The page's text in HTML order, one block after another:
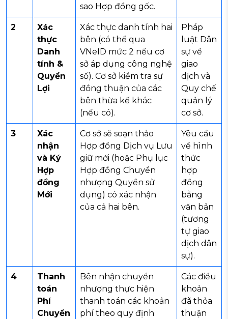
sao Hợp đồng gốc.
2
Xác
thực
Danh
tính &
Quyền
Lợi
Xác thực danh tính hai
bên (có thể qua
VNeID mức 2 nếu cơ
sở áp dụng công nghệ
số). Cơ sở kiểm tra sự
đồng thuận của các
bên thừa kế khác
(nếu có).
Pháp
luật Dân
sự về
giao
dịch và
Quy chế
quản lý
cơ sở.
3
Xác
nhận
và Ký
Hợp
đồng
Mới
Cơ sở sẽ soạn thảo
Hợp đồng Dịch vụ Lưu
giữ mới (hoặc Phụ lục
Hợp đồng Chuyển
nhượng Quyền sử
dụng) có xác nhận
của cả hai bên.
Yêu cầu
về hình
thức
hợp
đồng
bằng
văn bản
(tương
tự giao
dịch dân
sự).
4
Thanh
toán
Phí
Chuyển
Bên nhận chuyển
nhượng thực hiện
thanh toán các khoản
phí theo quy định
Các điều
khoản
đã thỏa
thuận